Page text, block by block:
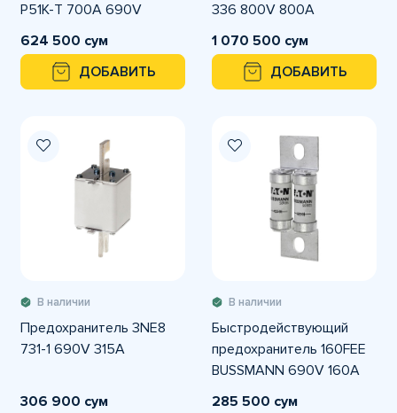
P51K-T 700A 690V
624 500 сум
ДОБАВИТЬ
336 800V 800A
1 070 500 сум
ДОБАВИТЬ
В наличии
Предохранитель 3NE8
731-1 690V 315A
306 900 сум
В наличии
Быстродействующий
предохранитель 160FEE
BUSSMANN 690V 160A
285 500 сум